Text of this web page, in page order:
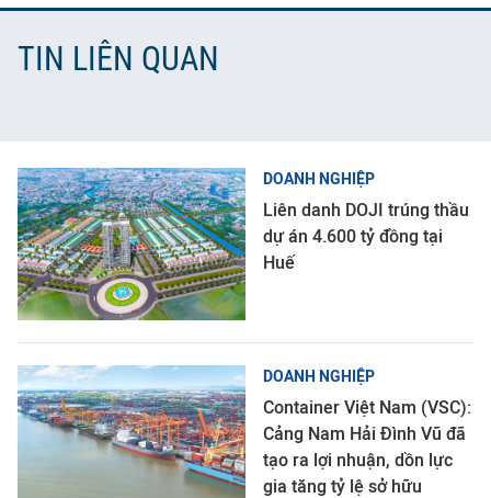
TIN LIÊN QUAN
DOANH NGHIỆP
Liên danh DOJI trúng thầu
dự án 4.600 tỷ đồng tại
Huế
DOANH NGHIỆP
Container Việt Nam (VSC):
Cảng Nam Hải Đình Vũ đã
tạo ra lợi nhuận, dồn lực
gia tăng tỷ lệ sở hữu